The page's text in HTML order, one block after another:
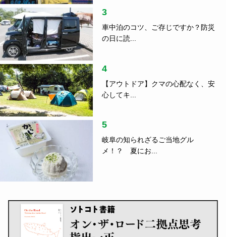
3
車中泊のコツ、ご存じですか？防災
の日に読...
4
【アウトドア】クマの心配なく、安
心してキ...
5
岐阜の知られざるご当地グル
メ！？ 夏にお...